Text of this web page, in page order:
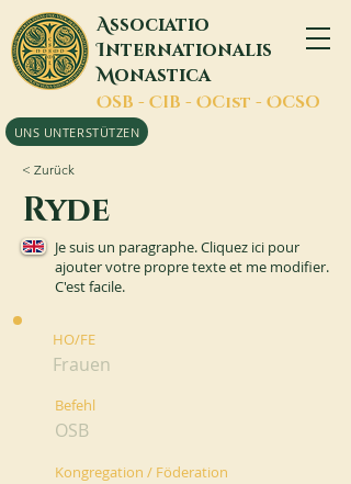
Associatio
Internationalis
Monastica
OSB - CIB - OCist - OCSO
UNS UNTERSTÜTZEN
< Zurück
Ryde
Je suis un paragraphe. Cliquez ici pour
ajouter votre propre texte et me modifier.
C'est facile.
HO/FE
Frauen
Befehl
OSB
Kongregation / Föderation